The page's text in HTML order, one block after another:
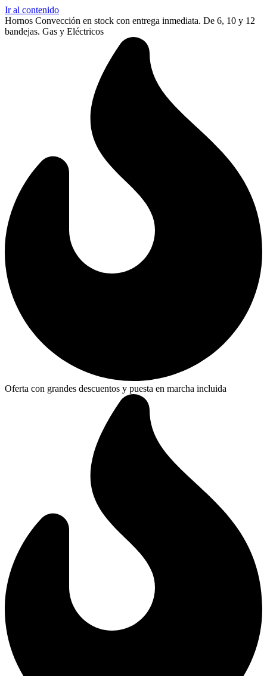
Ir al contenido
Hornos Convección en stock con entrega inmediata. De 6, 10 y 12
bandejas. Gas y Eléctricos
Oferta con grandes descuentos y puesta en marcha incluida